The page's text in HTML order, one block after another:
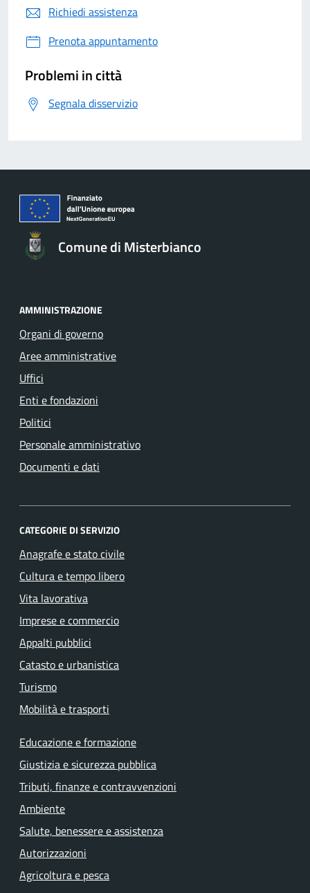
Richiedi assistenza
Prenota appuntamento
Problemi in città
Segnala disservizio
Comune di Misterbianco
AMMINISTRAZIONE
Organi di governo
Aree amministrative
Uffici
Enti e fondazioni
Politici
Personale amministrativo
Documenti e dati
CATEGORIE DI SERVIZIO
Anagrafe e stato civile
Cultura e tempo libero
Vita lavorativa
Imprese e commercio
Appalti pubblici
Catasto e urbanistica
Turismo
Mobilità e trasporti
Educazione e formazione
Giustizia e sicurezza pubblica
Tributi, finanze e contravvenzioni
Ambiente
Salute, benessere e assistenza
Autorizzazioni
Agricoltura e pesca